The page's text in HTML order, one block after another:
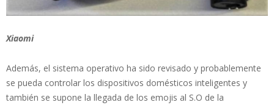
Xiaomi
Además, el sistema operativo ha sido revisado y probablemente
se pueda controlar los dispositivos domésticos inteligentes y
también se supone la llegada de los emojis al S.O de la